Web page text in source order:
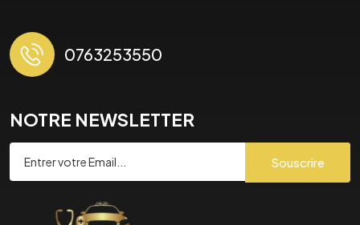
0763253550
NOTRE NEWSLETTER
Souscrire